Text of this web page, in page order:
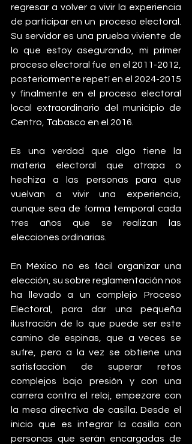
regresar a volver a vivir la experiencia
de participar en un  proceso electoral.
Su servidor es una prueba viviente de
lo que estoy asegurando, mi primer
proceso electoral fue en el 2011-2012,
posteriormente repetí en el 2024-2015
y finalmente en el proceso electoral
local extraordinario del municipio de
Centro, Tabasco en el 2016.
Es una verdad que algo tiene la
materia electoral que atrapa o
hechiza a las personas para que
vuelvan a vivir una experiencia,
aunque sea de forma temporal cada
tres años que se realizan las
elecciones ordinarias.
En México no es fácil organizar una
elección, su sobre reglamentación nos
ha llevado a un complejo Proceso
Electoral, para dar una pequeña
ilustración de lo que puede ser este
camino de espinas, que a veces se
sufre, pero a la vez se obtiene una
satisfacción de superar retos
complejos bajo presión y con una
carrera contra el reloj, empezare con
la mesa directiva de casilla. Desde el
inicio que es integrar la casilla con
personas que serán encargadas de